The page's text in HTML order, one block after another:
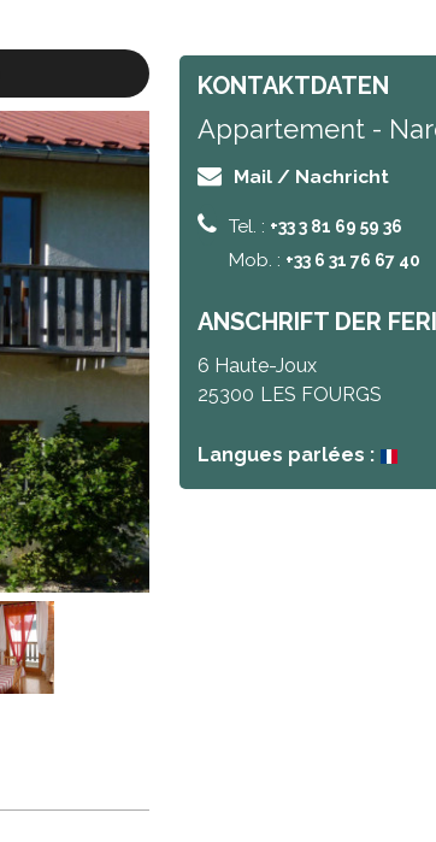
KONTAKTDATEN
Appartement -
Mail / Nachricht
Tel. : +33 3 81 69 59 36
Mob. : +33 6 31 76 67 40
ANSCHRIFT DER
6 Haute-Joux
25300 LES FOURGS
Langues parlées :